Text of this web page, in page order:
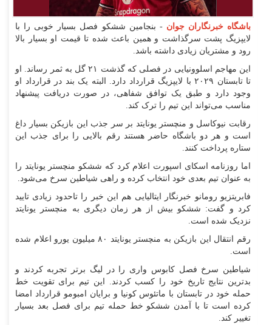
باشگاه خبرنگاران جوان - بنجامین ششکو فصل بسیار خوبی را با
لایپزیگ پشت سرگذاشت و همین باعث شده تا قیمت او بسیار بالا
رود و مشتریان زیادی داشته باشد.
این مهاجم اسلوونیایی در فصلی که گذشت ۲۱ گل به ثمر رساند. او
تا تابستان ۲۰۲۹ با لایپزیگ قرارداد دارد. البته یک بند در قرارداد او
وجود دارد و طبق یک توافق شفاهی، در صورت دریافت پیشنهاد
مناسب می‌تواند این تیم را ترک کند.
رقابت نیوکاسل و منچستر یونایتد بر سر جذب این بازیکن بسیار داغ
است و هر دو باشگاه حاضر هستند رقم بالایی را برای جذب این
ستاره پرداخت کنند.
اما روزنامه اسکای اسپورت اعلام کرد که ششکو منچستر یونایتد را
به عنوان تیم بعدی خود انتخاب کرده و راهی شیاطین سرخ می‌شود.
فابریتزیو رومانو خبرنگار ایتالیایی هم این خبر را تاحدود زیادی تایید
کرد و گفت: ششکو بیش از هر زمان دیگری به منچستر یونایتد
نزدیک شده است.
رقم انتقال این بازیکن به منچستر یونایتد ۸۰ میلیون یورو اعلام شده
است.
شیاطین سرخ فصل کابوس واری را در لیگ برتر تجربه کردند و
بدترین نتایج تاریخ خود را کسب کردند. این تیم برای تقویت خط
حمله خود در تابستان با ماتئوس کونیا و برایان امبومو قرارداد امضا
کرده است تا با آمدن ششکو خط حمله تیم برای فصل بعد بسیار
تغییر کند.